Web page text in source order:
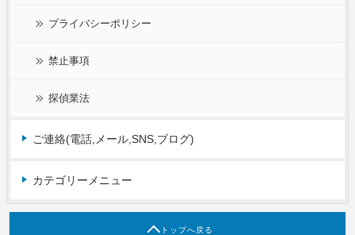
プライバシーポリシー
禁止事項
探偵業法
ご連絡(電話,メール,SNS,ブログ)
カテゴリーメニュー
トップへ戻る